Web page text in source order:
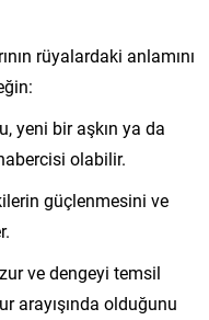
rüyalardaki anlamını
yeni bir aşkın ya da
olabilir.
güçlenmesini ve
ve dengeyi temsil
arayışında olduğunu